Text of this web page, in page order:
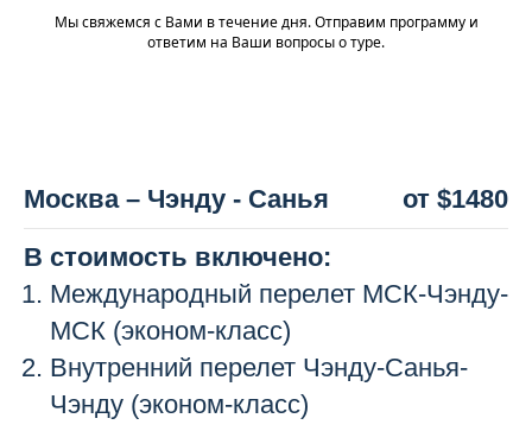
Мы свяжемся с Вами в течение дня. Отправим программу и
ответим на Ваши вопросы о туре.
Москва – Чэнду - Санья
от $1480
В стоимость включено:
Международный перелет МСК-Чэнду-
МСК (эконом-класс)
Внутренний перелет Чэнду-Санья-
Чэнду (эконом-класс)